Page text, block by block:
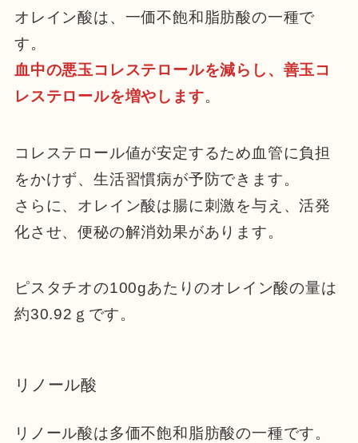
オレイン酸は、一価不飽和脂肪酸の一種で
す。
血中の悪玉コレステロールを減らし、善玉コ
レステロールを増やします。
コレステロール値が安定するため血管に負担
をかけず、生活習慣病が予防できます。
さらに、オレイン酸は腸に刺激を与え、活発
化させ、便秘の解消効果があります。
ピスタチオの100gあたりのオレイン酸の量は
約30.92ｇです。
リノール酸
リノール酸は多価不飽和脂肪酸の一種です。